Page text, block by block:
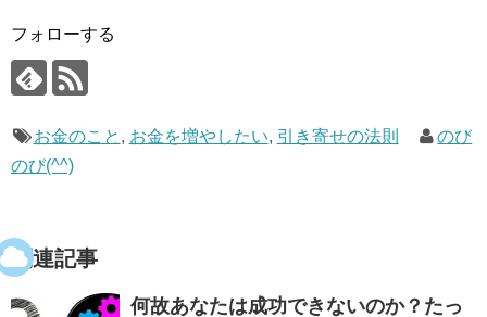
フォローする
お金のこと , お金を増やしたい, 引き寄せの法則
のび
のび(^^)
関連記事
何故あなたは成功できないのか？たっ